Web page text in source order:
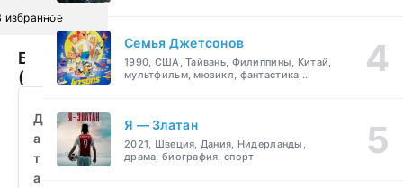
избранное
Бобер
(2010)
бесплатно
Д
а
т
а
Семья Джетсонов
1990, США, Тайвань, Филиппины, Китай,
мультфильм, мюзикл, фантастика,
Я — Златан
2021, Швеция, Дания, Нидерланды,
драма, биография, спорт